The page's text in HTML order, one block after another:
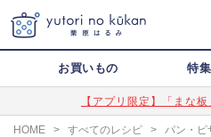
お買いもの 特集
【アプリ限定】「まな
HOME > すべてのレシピ > パン・ピ